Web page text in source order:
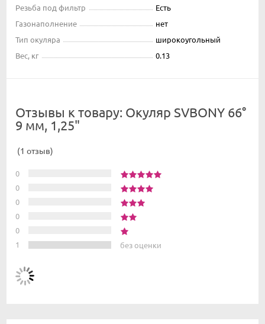
Резьба под фильтр
Есть
Газонаполнение
нет
Тип окуляра
широкоугольный
Вес, кг
0.13
Отзывы к товару: Окуляр SVBONY 66°
9 мм, 1,25"
(1 отзыв)
0
0
0
0
0
1
без оценки